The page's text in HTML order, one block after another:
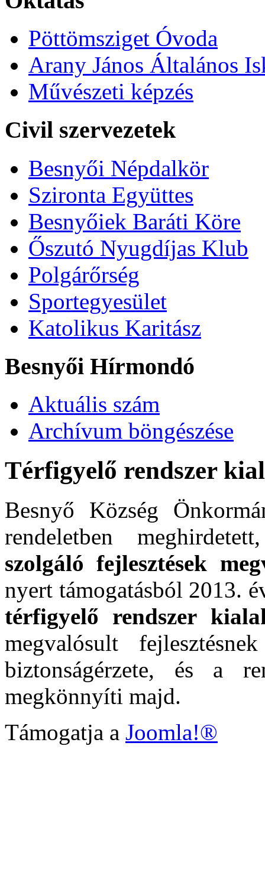
Pöttömsziget Óvoda
Arany János Általános
Művészeti képzés
Civil szervezetek
Besnyői Népdalkör
Szironta Együttes
Besnyőiek Baráti Köre
Őszutó Nyugdíjas Klub
Polgárőrség
Sportegyesület
Katolikus Karitász
Besnyői Hírmondó
Aktuális szám
Archívum böngészése
Térfigyelő rendszer
Besnyő Község
rendeletben
szolgáló fejlesztések
nyert támogatásból 2013.
térfigyelő rendszer
megvalósult
biztonságérzete, és a
megkönnyíti majd.
Támogatja a Joomla!®